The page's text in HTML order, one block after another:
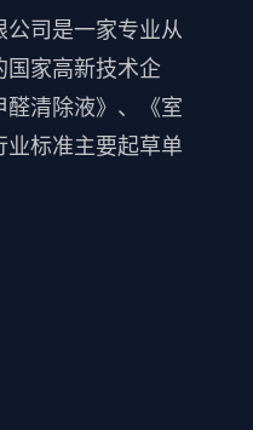
司是一家专业从
国家高新技术企
醛清除液》、《室
业标准主要起草单